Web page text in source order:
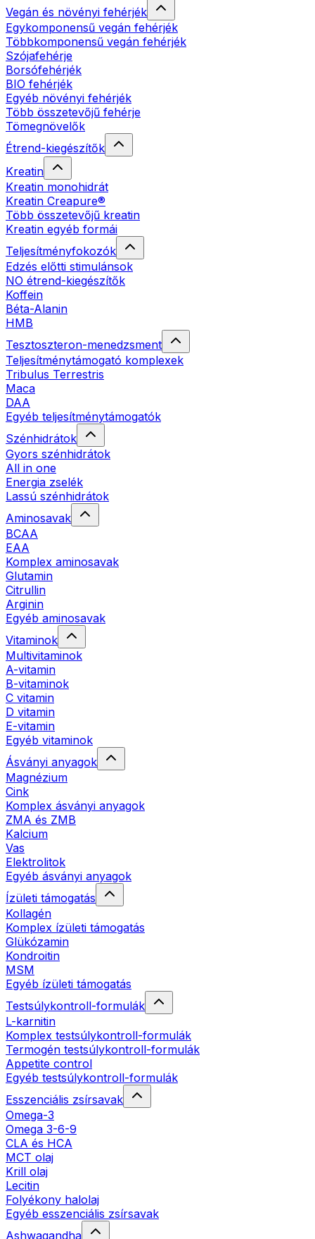
Vegán és növényi fehérjék
Egykomponensű vegán fehérjék
Többkomponensű vegán fehérjék
Szójafehérje
Borsófehérjék
BIO fehérjék
Egyéb növényi fehérjék
Több összetevőjű fehérje
Tömegnövelők
Étrend-kiegészítők
Kreatin
Kreatin monohidrát
Kreatin Creapure®
Több összetevőjű kreatin
Kreatin egyéb formái
Teljesítményfokozók
Edzés előtti stimulánsok
NO étrend-kiegészítők
Koffein
Béta-Alanin
HMB
Tesztoszteron-menedzsment
Teljesítménytámogató komplexek
Tribulus Terrestris
Maca
DAA
Egyéb teljesítménytámogatók
Szénhidrátok
Gyors szénhidrátok
All in one
Energia zselék
Lassú szénhidrátok
Aminosavak
BCAA
EAA
Komplex aminosavak
Glutamin
Citrullin
Arginin
Egyéb aminosavak
Vitaminok
Multivitaminok
A-vitamin
B-vitaminok
C vitamin
D vitamin
E-vitamin
Egyéb vitaminok
Ásványi anyagok
Magnézium
Cink
Komplex ásványi anyagok
ZMA és ZMB
Kalcium
Vas
Elektrolitok
Egyéb ásványi anyagok
Ízületi támogatás
Kollagén
Komplex ízületi támogatás
Glükózamin
Kondroitin
MSM
Egyéb ízületi támogatás
Testsúlykontroll-formulák
L-karnitin
Komplex testsúlykontroll-formulák
Termogén testsúlykontroll-formulák
Appetite control
Egyéb testsúlykontroll-formulák
Esszenciális zsírsavak
Omega-3
Omega 3-6-9
CLA és HCA
MCT olaj
Krill olaj
Lecitin
Folyékony halolaj
Egyéb esszenciális zsírsavak
Ashwagandha